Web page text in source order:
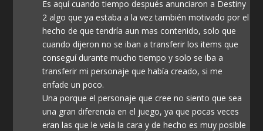
Es aquí cuando tiempo después anunciaron a Destiny
2 algo que ya estaba a la vez también motivado por el
hecho de que tendría aun mas contenido, solo que
cuando dijeron no se iban a transferir los items que
conseguí durante mucho tiempo y solo se iba a
transferir mi personaje que había creado, si me
enfade un poco.
Una porque el personaje que cree no siento que sea
una gran diferencia en el juego, ya que pocas veces
eran las que le veía la cara y de hecho es muy posible